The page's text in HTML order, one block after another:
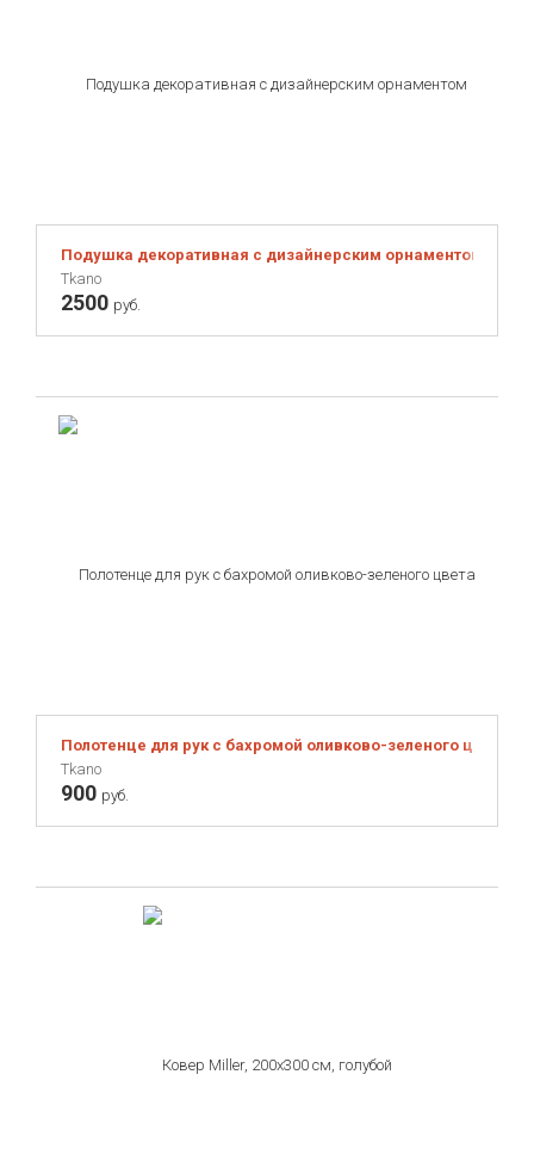
Подушка декоративная с дизайнерским орнаментом из
Tkano
2500 руб.
Полотенце для рук с бахромой оливково-зеленого цвета
Tkano
900 руб.